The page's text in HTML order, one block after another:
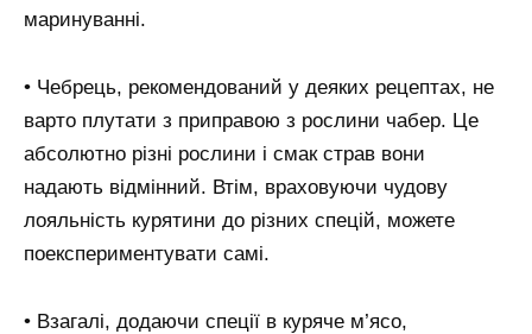
маринуванні.
• Чебрець, рекомендований у деяких рецептах, не
варто плутати з приправою з рослини чабер. Це
абсолютно різні рослини і смак страв вони
надають відмінний. Втім, враховуючи чудову
лояльність курятини до різних спецій, можете
поекспериментувати самі.
• Взагалі, додаючи спеції в куряче м’ясо,